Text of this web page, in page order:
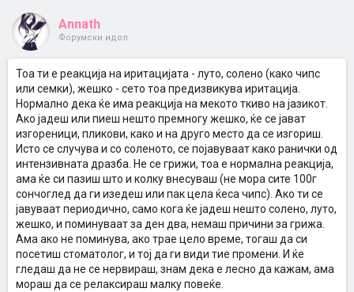
Annath
Форумски идол
Тоа ти е реакција на иритацијата - луто, солено (како чипс
или семки), жешко - сето тоа предизвикува иритација.
Нормално дека ќе има реакција на мекото ткиво на јазикот.
Ако јадеш или пиеш нешто премногу жешко, ќе се јават
изгореници, пликови, како и на друго место да се изгориш.
Исто се случува и со соленото, се појавуваат како ранички од
интензивната дразба. Не се грижи, тоа е нормална реакција,
ама ќе си пазиш што и колку внесуваш (не мора сите 100г
сончоглед да ги изедеш или пак цела ќеса чипс). Ако ти се
јавуваат периодично, само кога ќе јадеш нешто солено, луто,
жешко, и поминуваат за ден два, немаш причини за грижа.
Ама ако не поминува, ако трае цело време, тогаш да си
посетиш стоматолог, и тој да ги види тие промени. И ќе
гледаш да не се нервираш, знам дека е лесно да кажам, ама
мораш да се релаксираш малку повеќе.